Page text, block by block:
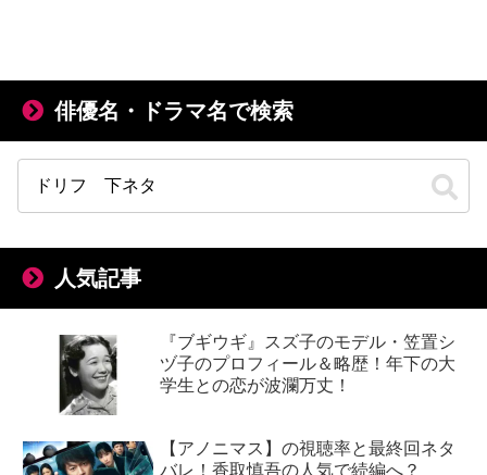
俳優名・ドラマ名で検索
人気記事
『ブギウギ』スズ子のモデル・笠置シ
ヅ子のプロフィール＆略歴！年下の大
学生との恋が波瀾万丈！
【アノニマス】の視聴率と最終回ネタ
バレ！香取慎吾の人気で続編へ？